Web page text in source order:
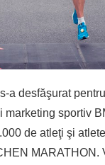
a desfăşurat
sportiv
de atleţi şi